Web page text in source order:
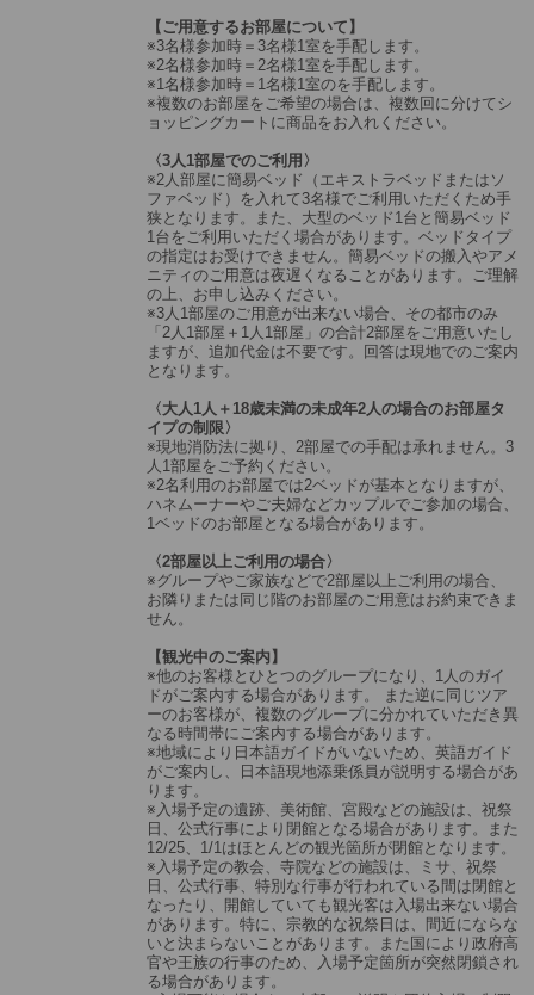
【ご用意するお部屋について】
※3名様参加時＝3名様1室を手配します。
※2名様参加時＝2名様1室を手配します。
※1名様参加時＝1名様1室のを手配します。
※複数のお部屋をご希望の場合は、複数回に分けてシ
ョッピングカートに商品をお入れください。
〈3人1部屋でのご利用〉
※2人部屋に簡易ベッド（エキストラベッドまたはソ
ファベッド）を入れて3名様でご利用いただくため手
狭となります。また、大型のベッド1台と簡易ベッド
1台をご利用いただく場合があります。ベッドタイプ
の指定はお受けできません。簡易ベッドの搬入やアメ
ニティのご用意は夜遅くなることがあります。ご理解
の上、お申し込みください。
※3人1部屋のご用意が出来ない場合、その都市のみ
「2人1部屋＋1人1部屋」の合計2部屋をご用意いたし
ますが、追加代金は不要です。回答は現地でのご案内
となります。
〈大人1人＋18歳未満の未成年2人の場合のお部屋タ
イプの制限〉
※現地消防法に拠り、2部屋での手配は承れません。3
人1部屋をご予約ください。
※2名利用のお部屋では2ベッドが基本となりますが、
ハネムーナーやご夫婦などカップルでご参加の場合、
1ベッドのお部屋となる場合があります。
〈2部屋以上ご利用の場合〉
※グループやご家族などで2部屋以上ご利用の場合、
お隣りまたは同じ階のお部屋のご用意はお約束できま
せん。
【観光中のご案内】
※他のお客様とひとつのグループになり、1人のガイ
ドがご案内する場合があります。 また逆に同じツア
ーのお客様が、複数のグループに分かれていただき異
なる時間帯にご案内する場合があります。
※地域により日本語ガイドがいないため、英語ガイド
がご案内し、日本語現地添乗係員が説明する場合があ
ります。
※入場予定の遺跡、美術館、宮殿などの施設は、祝祭
日、公式行事により閉館となる場合があります。また
12/25、1/1はほとんどの観光箇所が閉館となります。
※入場予定の教会、寺院などの施設は、ミサ、祝祭
日、公式行事、特別な行事が行われている間は閉館と
なったり、開館していても観光客は入場出来ない場合
があります。特に、宗教的な祝祭日は、間近にならな
いと決まらないことがあります。また国により政府高
官や王族の行事のため、入場予定箇所が突然閉鎖され
る場合があります。